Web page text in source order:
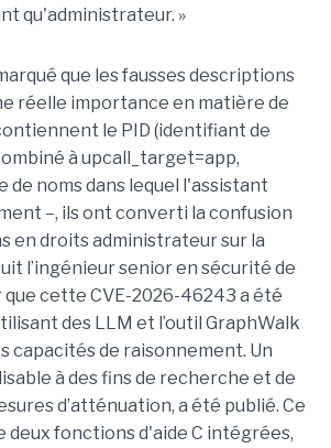
qu'administrateur. »
que les fausses descriptions
réelle importance en matière de
le PID (identifiant de
à upcall_target=app,
de noms dans lequel l'assistant
–, ils ont converti la confusion
en droits administrateur sur la
l’ingénieur senior en sécurité de
que cette CVE-2026-46243 a été
des LLM et l’outil GraphWalk
capacités de raisonnement. Un
à des fins de recherche et de
d’atténuation, a été publié. Ce
deux fonctions d'aide C intégrées,